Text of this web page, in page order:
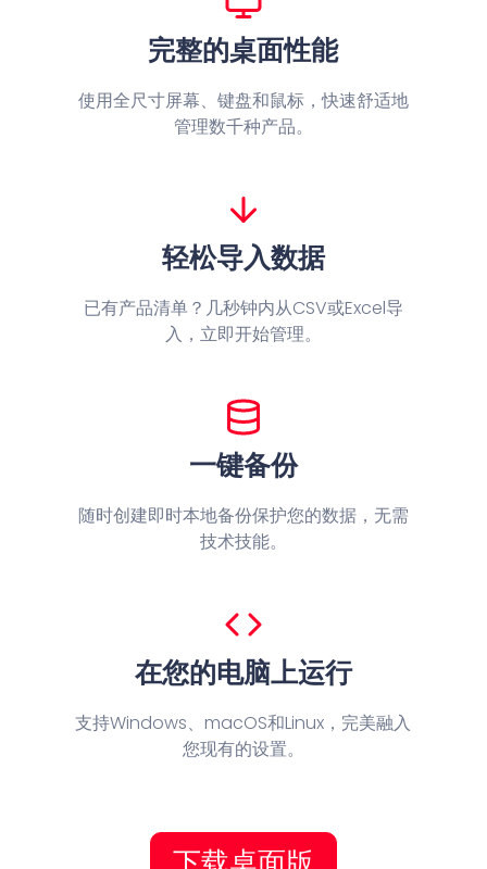
完整的桌面性能
使用全尺寸屏幕、键盘和鼠标，快速舒适地
管理数千种产品。
轻松导入数据
已有产品清单？几秒钟内从CSV或Excel导
入，立即开始管理。
一键备份
随时创建即时本地备份保护您的数据，无需
技术技能。
在您的电脑上运行
支持Windows、macOS和Linux，完美融入
您现有的设置。